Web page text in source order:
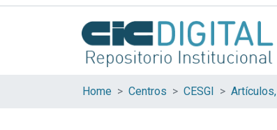
Home Centros CESGI